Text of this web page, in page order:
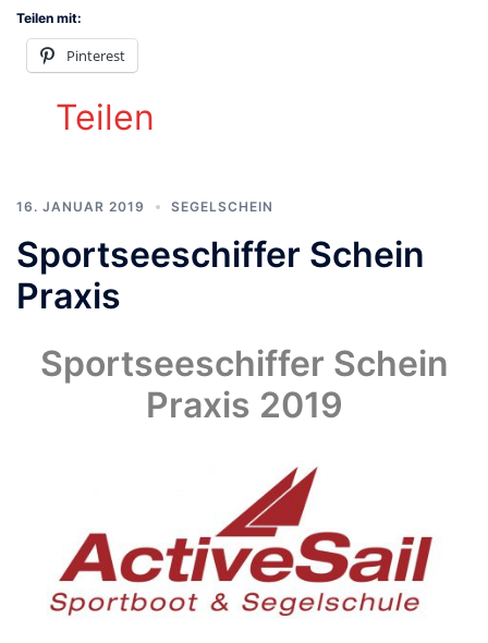
Teilen mit:
Pinterest
Teilen
16. JANUAR 2019 SEGELSCHEIN
Sportseeschiffer Schein
Praxis
Sportseeschiffer Schein
Praxis 2019